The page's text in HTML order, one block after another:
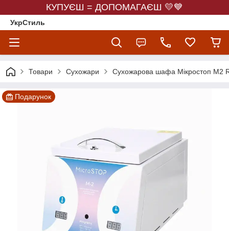
КУПУЄШ = ДОПОМАГАЄШ 💛💙
УкрСтиль
Товари Сухожари Сухожарова шафа Мікростоп М2
Подарунок